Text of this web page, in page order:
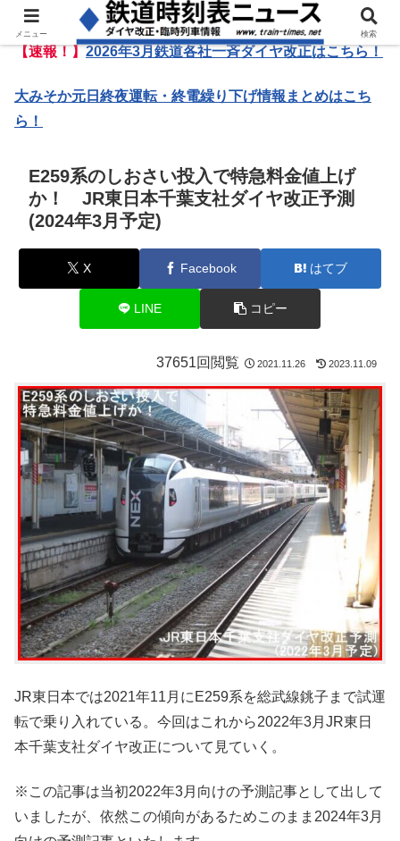
【速報！】2026年3月鉄道各社一斉ダイヤ改正はこちら！
大みそか元日終夜運転・終電繰り下げ情報まとめはこち
ら！
E259系のしおさい投入で特急料金値上げ
か！ JR東日本千葉支社ダイヤ改正予測
(2024年3月予定)
X Facebook はてブ
LINE コピー
37651回閲覧 2021.11.26 2023.11.09
JR東日本では2021年11月にE259系を総武線銚子まで試運
転で乗り入れている。今回はこれから2022年3月JR東日
本千葉支社ダイヤ改正について見ていく。
※この記事は当初2022年3月向けの予測記事として出して
いましたが、依然この傾向があるためこのまま2024年3月
メニュー 検索